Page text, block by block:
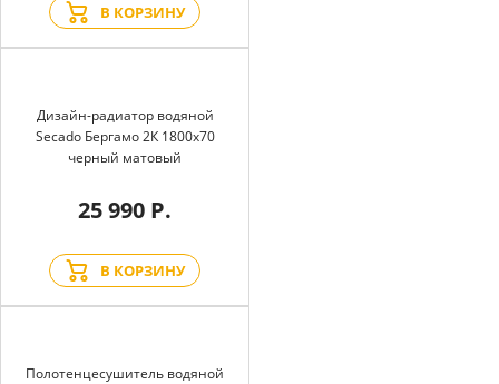
В КОРЗИНУ
Дизайн-радиатор водяной
Secado Бергамо 2К 1800x70
черный матовый
25 990 Р.
В КОРЗИНУ
Полотенцесушитель водяной